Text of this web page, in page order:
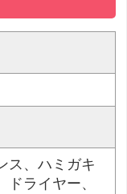
ス、ハミガキ
ライヤー、